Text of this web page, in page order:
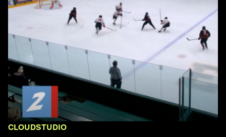
CLOUDSTUDIO